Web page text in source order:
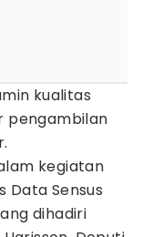
kualitas
pengambilan
kegiatan
Data Sensus
dihadiri